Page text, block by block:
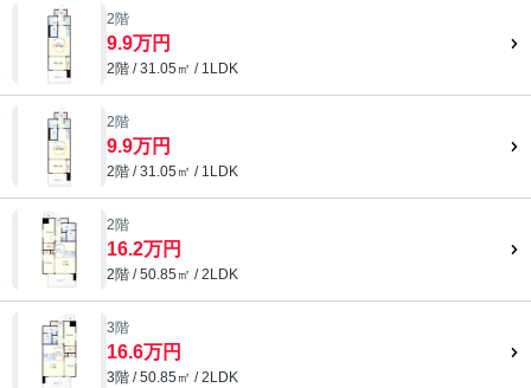
2階
9.9万円
2階 / 31.05㎡ / 1LDK
2階
9.9万円
2階 / 31.05㎡ / 1LDK
2階
16.2万円
2階 / 50.85㎡ / 2LDK
3階
16.6万円
3階 / 50.85㎡ / 2LDK